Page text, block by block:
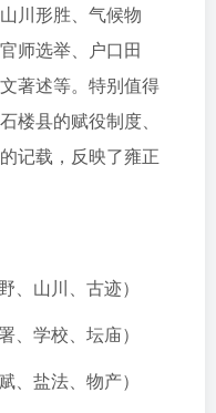
川形胜、气候物
师选举、户口田
著述等。特别值得
楼县的赋役制度、
记载，反映了雍正
、山川、古迹）
、学校、坛庙）
、盐法、物产）